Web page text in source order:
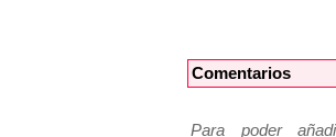
Comentarios
Para poder